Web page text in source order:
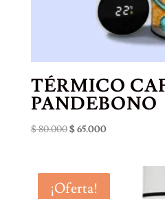
TÉRMICO
PANDEBONO
$80.000El
era:
$ 80.000.
$65.000El
es:
$ 65.000.
¡Oferta!